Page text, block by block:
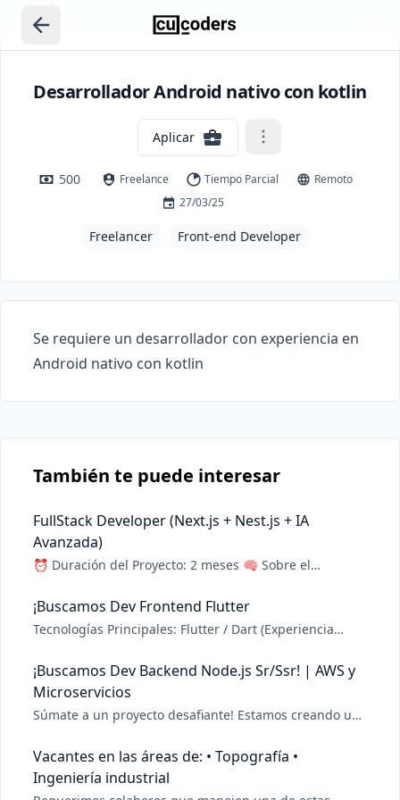
Desarrollador Android nativo con kotlin
Aplicar
500 Freelance Tiempo Parcial
Remoto
27/03/25
Freelancer Front-end Developer
Se requiere un desarrollador con experiencia en
Android nativo con kotlin
También te puede interesar
FullStack Developer (Next.js + Nest.js + IA
Avanzada)
⏰ Duración del Proyecto: 2 meses 🧠 Sobre el
innovadora de generación de artículos con inteligencia
artificial, con funciones avanzadas como: Integración
de modelos LLM para generación de contenido textual.
¡Buscamos Dev Frontend Flutter
Tecnologías Principales: Flutter / Dart (Experiencia
Riverpod, GetX - indica cuál dominas) Consumo de APIs
REST Git Deseable (Suma Puntos): Pruebas
unitarias/widgets en Flutter Diseño UI/UX, Material
Design /
¡Buscamos Dev Backend Node.js Sr/Ssr! | AWS y
Microservicios
Súmate a un proyecto desafiante! Estamos creando una
una arquitectura orientada a servicios. Tecnologías
Principales: Node.js (TypeScript) (Experiencia sólida)
Frameworks (Express, NestJS o Fastify - indic
Vacantes en las áreas de: • Topografía •
Ingeniería industrial